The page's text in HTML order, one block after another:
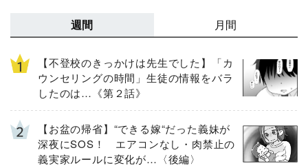
週間 月間
【不登校のきっかけは先生でした】「カ
ウンセリングの時間」生徒の情報をバラ
したのは…《第２話》
【お盆の帰省】“できる嫁“だった義妹が
深夜にSOS！ エアコンなし・肉禁止の
義実家ルールに変化が…〈後編〉